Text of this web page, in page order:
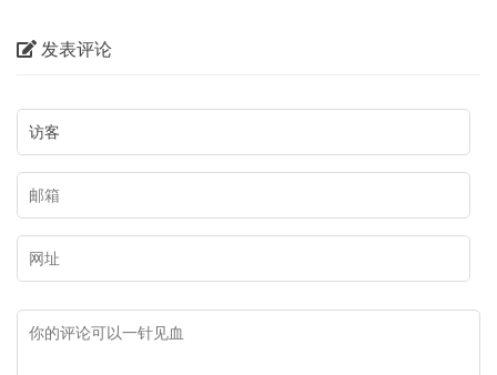
您领略乌海市独具特色的文化资
化基因的魅力。
召烧沟岩画、雀尔沟岩画、苦菜
沟岩画、乌兰布拉格岩画、摩儿
沟岩画等。岩画地点约二十余
发表评论